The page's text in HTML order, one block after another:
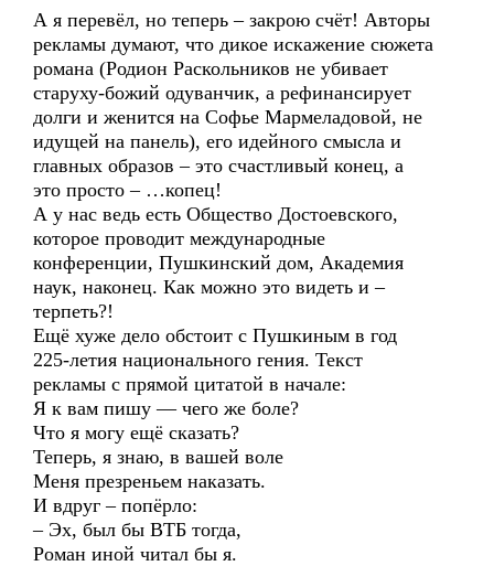
А я перевёл, но теперь – закрою счёт! Авторы
рекламы думают, что дикое искажение сюжета
романа (Родион Раскольников не убивает
старуху-божий одуванчик, а рефинансирует
долги и женится на Софье Мармеладовой, не
идущей на панель), его идейного смысла и
главных образов – это счастливый конец, а
это просто – …копец!
А у нас ведь есть Общество Достоевского,
которое проводит международные
конференции, Пушкинский дом, Академия
наук, наконец. Как можно это видеть и –
терпеть?!
Ещё хуже дело обстоит с Пушкиным в год
225-летия национального гения. Текст
рекламы с прямой цитатой в начале:
Я к вам пишу — чего же боле?
Что я могу ещё сказать?
Теперь, я знаю, в вашей воле
Меня презреньем наказать.
И вдруг – попёрло:
– Эх, был бы ВТБ тогда,
Роман иной читал бы я.